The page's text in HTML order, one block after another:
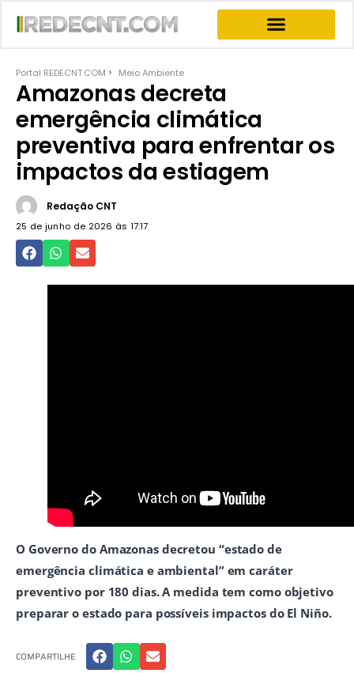
Portal REDECNT.COM Meio Ambiente
Amazonas decreta
emergência climática
preventiva para enfrentar os
impactos da estiagem
Redação CNT
25 de junho de 2026 às 17:17
O Governo do Amazonas decretou “estado de
emergência climática e ambiental” em caráter
preventivo por 180 dias. A medida tem como objetivo
preparar o estado para possíveis impactos do El Niño.
COMPARTILHE